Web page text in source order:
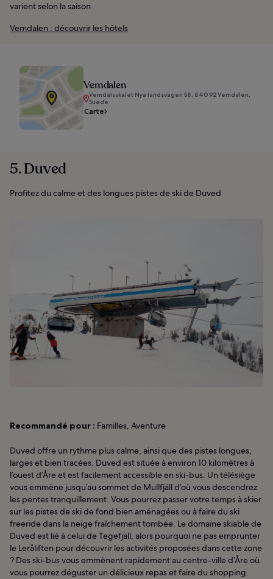
varient selon la saison
Vemdalen : découvrir les hôtels
Vemdalen
Vemdalsskalet Nya landsvägen 58, 840 92 Vemdalen,
Suède
Carte
5. Duved
Profitez du calme et des longues pistes de ski de Duved
Recommandé pour : Familles, Aventure
Duved offre un rythme plus calme, ainsi que des pistes longues,
larges et bien tracées. Duved est située à environ 10 kilomètres à
l’ouest d’Åre et est facilement accessible en ski-bus. Un télésiège
vous emmène jusqu’au sommet de Mullfjäll d’où vous descendrez
les pentes tranquillement. Vous pourrez passer votre temps à skier
sur les pistes de ski de fond bien aménagées ou à faire du ski
freeride dans la neige fraîchement tombée. Le domaine skiable de
Duved est lié à celui de Tegefjäll, alors pourquoi ne pas emprunter
le Leråliften pour découvrir les activités proposées dans cette zone
? Des ski-bus vous emmènent rapidement au centre-ville d’Åre où
vous pourrez déguster un délicieux repas et faire du shopping.